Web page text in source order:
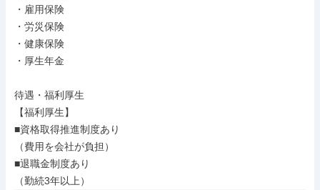
・雇用保険
・労災保険
・健康保険
・厚生年金
待遇・福利厚生
【福利厚生】
■資格取得推進制度あり
（費用を会社が負担）
■退職金制度あり
（勤続3年以上）